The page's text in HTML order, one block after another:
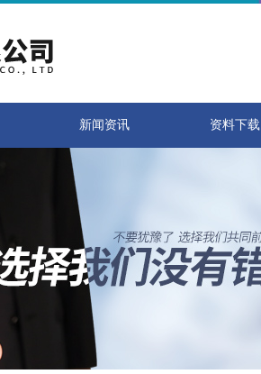
新闻资讯 资料下载